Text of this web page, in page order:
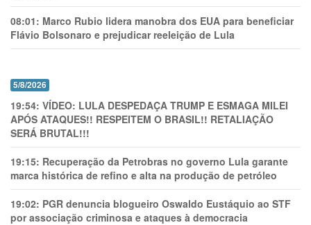
08:01: Marco Rubio lidera manobra dos EUA para beneficiar
Flávio Bolsonaro e prejudicar reeleição de Lula
5/8/2026
19:54: VÍDEO: LULA DESPEDAÇA TRUMP E ESMAGA MILEI
APÓS ATAQUES!! RESPEITEM O BRASIL!! RETALIAÇÃO
SERÁ BRUTAL!!!
19:15: Recuperação da Petrobras no governo Lula garante
marca histórica de refino e alta na produção de petróleo
19:02: PGR denuncia blogueiro Oswaldo Eustáquio ao STF
por associação criminosa e ataques à democracia